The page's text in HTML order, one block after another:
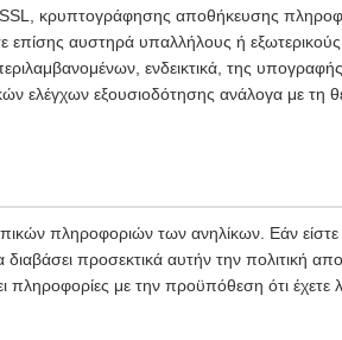
κρυπτογράφησης αποθήκευσης
επίσης αυστηρά υπαλλήλους ή
ενδεικτικά, της
ελέγχων εξουσιοδότησης ανάλογα με τη
πληροφοριών των ανηλίκων. Εάν είστε
προσεκτικά αυτήν την πολιτική
πληροφορίες με την προϋπόθεση ότι έχετε